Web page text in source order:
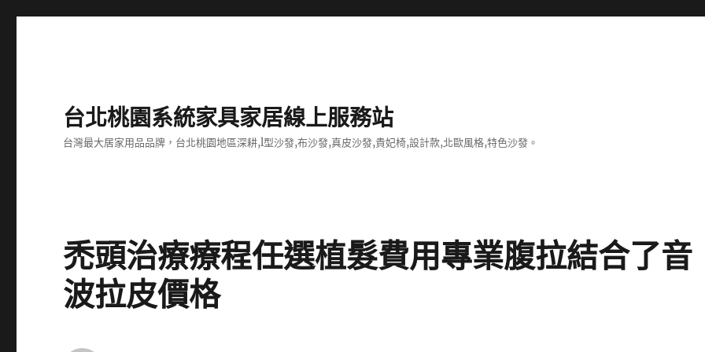
台北桃園系統家具家居線上服務站
台灣最大居家用品品牌，台北桃園地區深耕,l型沙發,布沙發,真皮沙發,貴妃椅,設計款,北歐風格,特色沙發。
禿頭治療療程任選植髮費用專業腹拉結合了音
波拉皮價格